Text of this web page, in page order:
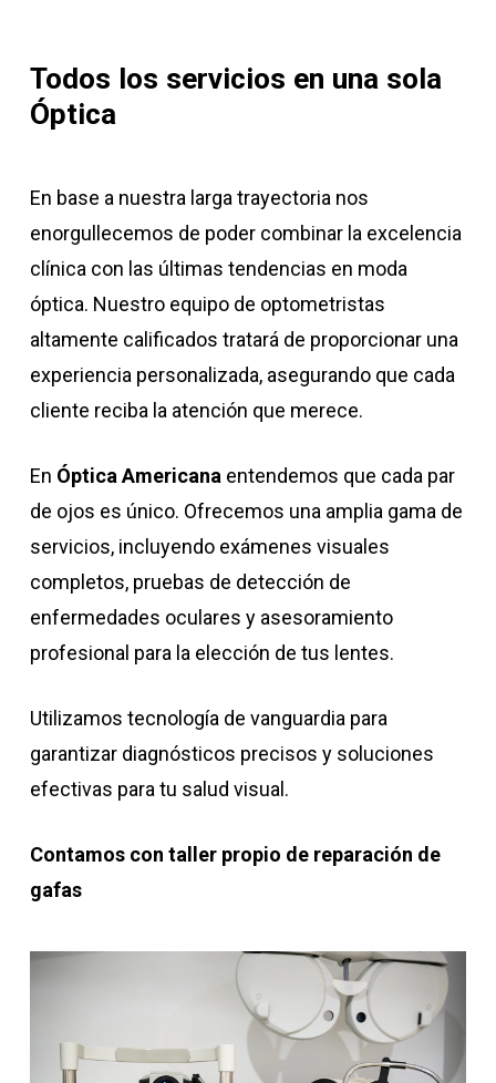
Todos los servicios en una sola
Óptica
En base a nuestra larga trayectoria nos
enorgullecemos de poder combinar la excelencia
clínica con las últimas tendencias en moda
óptica. Nuestro equipo de optometristas
altamente calificados tratará de proporcionar una
experiencia personalizada, asegurando que cada
cliente reciba la atención que merece.
En Óptica Americanaentendemos que cada par
de ojos es único. Ofrecemos una amplia gama de
servicios, incluyendo exámenes visuales
completos, pruebas de detección de
enfermedades oculares y asesoramiento
profesional para la elección de tus lentes.
Utilizamos tecnología de vanguardia para
garantizar diagnósticos precisos y soluciones
efectivas para tu salud visual.
Contamos con taller propio de reparación de
gafas